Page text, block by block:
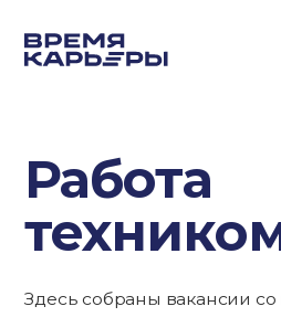
Работа
Здесь собраны вакансии со